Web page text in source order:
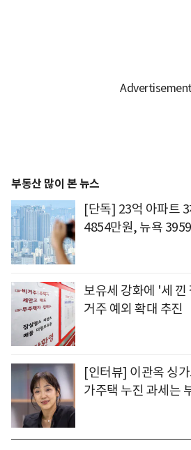
부동산 많이 본 뉴스
[단독] 23억 아파트
4854만원, 뉴욕
보유세 강화에 '세
거주 예외 확대 추진
[인터뷰] 이관옥 싱
가주택 누진 과세는